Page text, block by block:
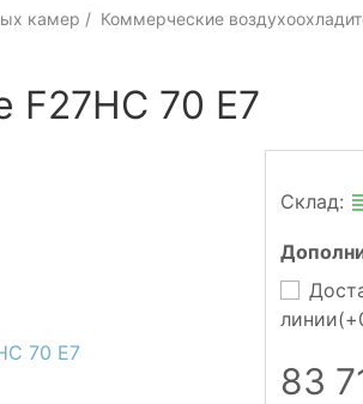
камер
Коммерческие
F27HC 70 E7
Склад:
линии(+
83